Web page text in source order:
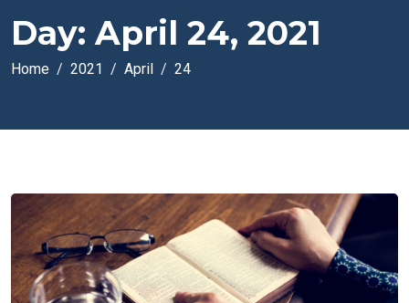
Day:April 24, 2021
Home 2021 April 24